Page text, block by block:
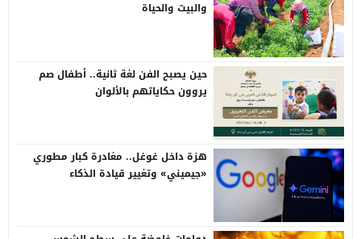
والبيت والحياة
حين يصبح الفن لغة ثانية.. أطفال صم
يروون حكاياتهم بالألوان
هزة داخل غوغل.. مغادرة كبار مطوري
«جيميني» وتغيير قيادة الذكاء